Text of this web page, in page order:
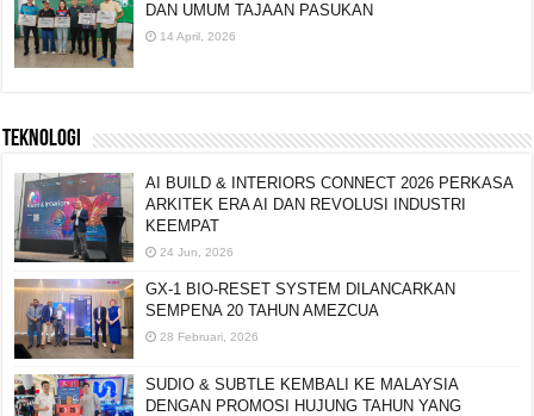
DAN UMUM TAJAAN PASUKAN
14 April, 2026
TEKNOLOGI
AI BUILD & INTERIORS CONNECT 2026 PERKASA
ARKITEK ERA AI DAN REVOLUSI INDUSTRI
KEEMPAT
24 Jun, 2026
GX-1 BIO-RESET SYSTEM DILANCARKAN
SEMPENA 20 TAHUN AMEZCUA
28 Februari, 2026
SUDIO & SUBTLE KEMBALI KE MALAYSIA
DENGAN PROMOSI HUJUNG TAHUN YANG